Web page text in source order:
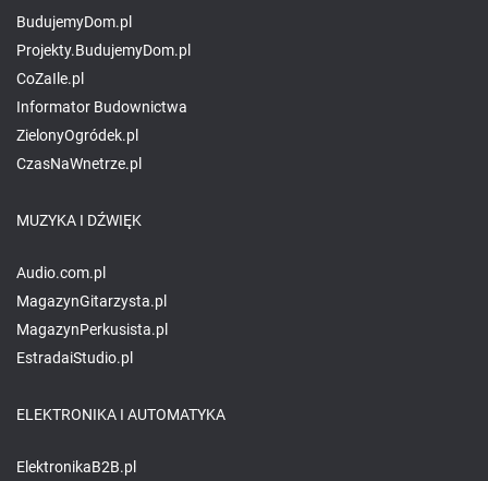
BudujemyDom.pl
Projekty.BudujemyDom.pl
CoZaIle.pl
Informator Budownictwa
ZielonyOgródek.pl
CzasNaWnetrze.pl
MUZYKA I DŹWIĘK
Audio.com.pl
MagazynGitarzysta.pl
MagazynPerkusista.pl
EstradaiStudio.pl
ELEKTRONIKA I AUTOMATYKA
ElektronikaB2B.pl